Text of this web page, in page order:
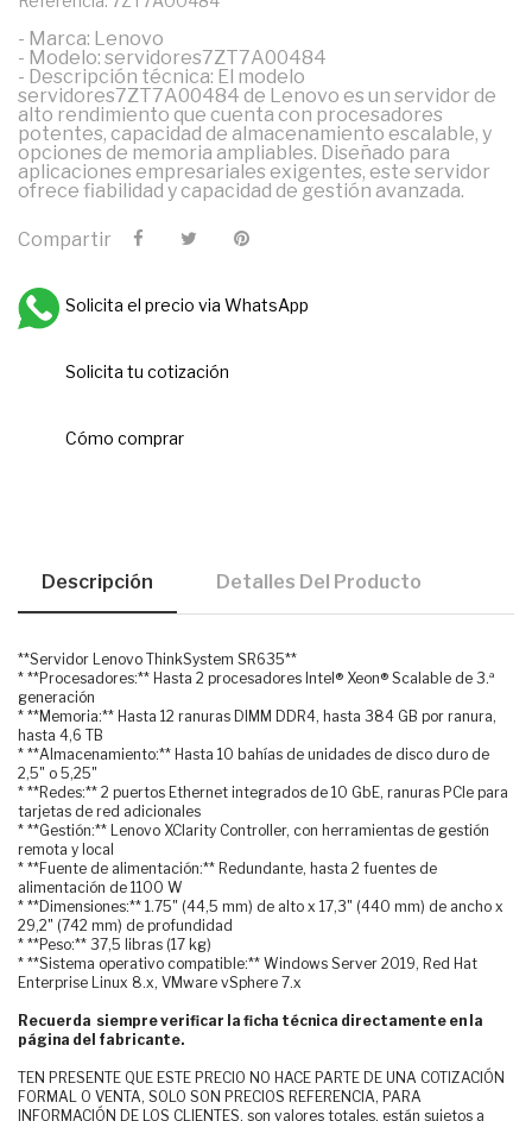
- Marca: Lenovo
- Modelo: servidores7ZT7A00484
- Descripción técnica: El modelo
servidores7ZT7A00484 de Lenovo es un servidor de
alto rendimiento que cuenta con procesadores
potentes, capacidad de almacenamiento escalable, y
opciones de memoria ampliables. Diseñado para
aplicaciones empresariales exigentes, este servidor
ofrece fiabilidad y capacidad de gestión avanzada.
Compartir
Solicita el precio via WhatsApp
Solicita tu cotización
Cómo comprar
Descripción Detalles Del Producto
**Servidor Lenovo ThinkSystem SR635**
* **Procesadores:** Hasta 2 procesadores Intel® Xeon® Scalable de 3.ª
generación
* **Memoria:** Hasta 12 ranuras DIMM DDR4, hasta 384 GB por ranura,
hasta 4,6 TB
* **Almacenamiento:** Hasta 10 bahías de unidades de disco duro de
2,5" o 5,25"
* **Redes:** 2 puertos Ethernet integrados de 10 GbE, ranuras PCIe para
tarjetas de red adicionales
* **Gestión:** Lenovo XClarity Controller, con herramientas de gestión
remota y local
* **Fuente de alimentación:** Redundante, hasta 2 fuentes de
alimentación de 1100 W
* **Dimensiones:** 1.75" (44,5 mm) de alto x 17,3" (440 mm) de ancho x
29,2" (742 mm) de profundidad
* **Peso:** 37,5 libras (17 kg)
* **Sistema operativo compatible:** Windows Server 2019, Red Hat
Enterprise Linux 8.x, VMware vSphere 7.x
Recuerda siempre verificar la ficha técnica directamente en la
página del fabricante.
TEN PRESENTE QUE ESTE PRECIO NO HACE PARTE DE UNA COTIZACIÓN
FORMAL O VENTA, SOLO SON PRECIOS REFERENCIA, PARA
INFORMACIÓN DE LOS CLIENTES. son valores totales, están sujetos a